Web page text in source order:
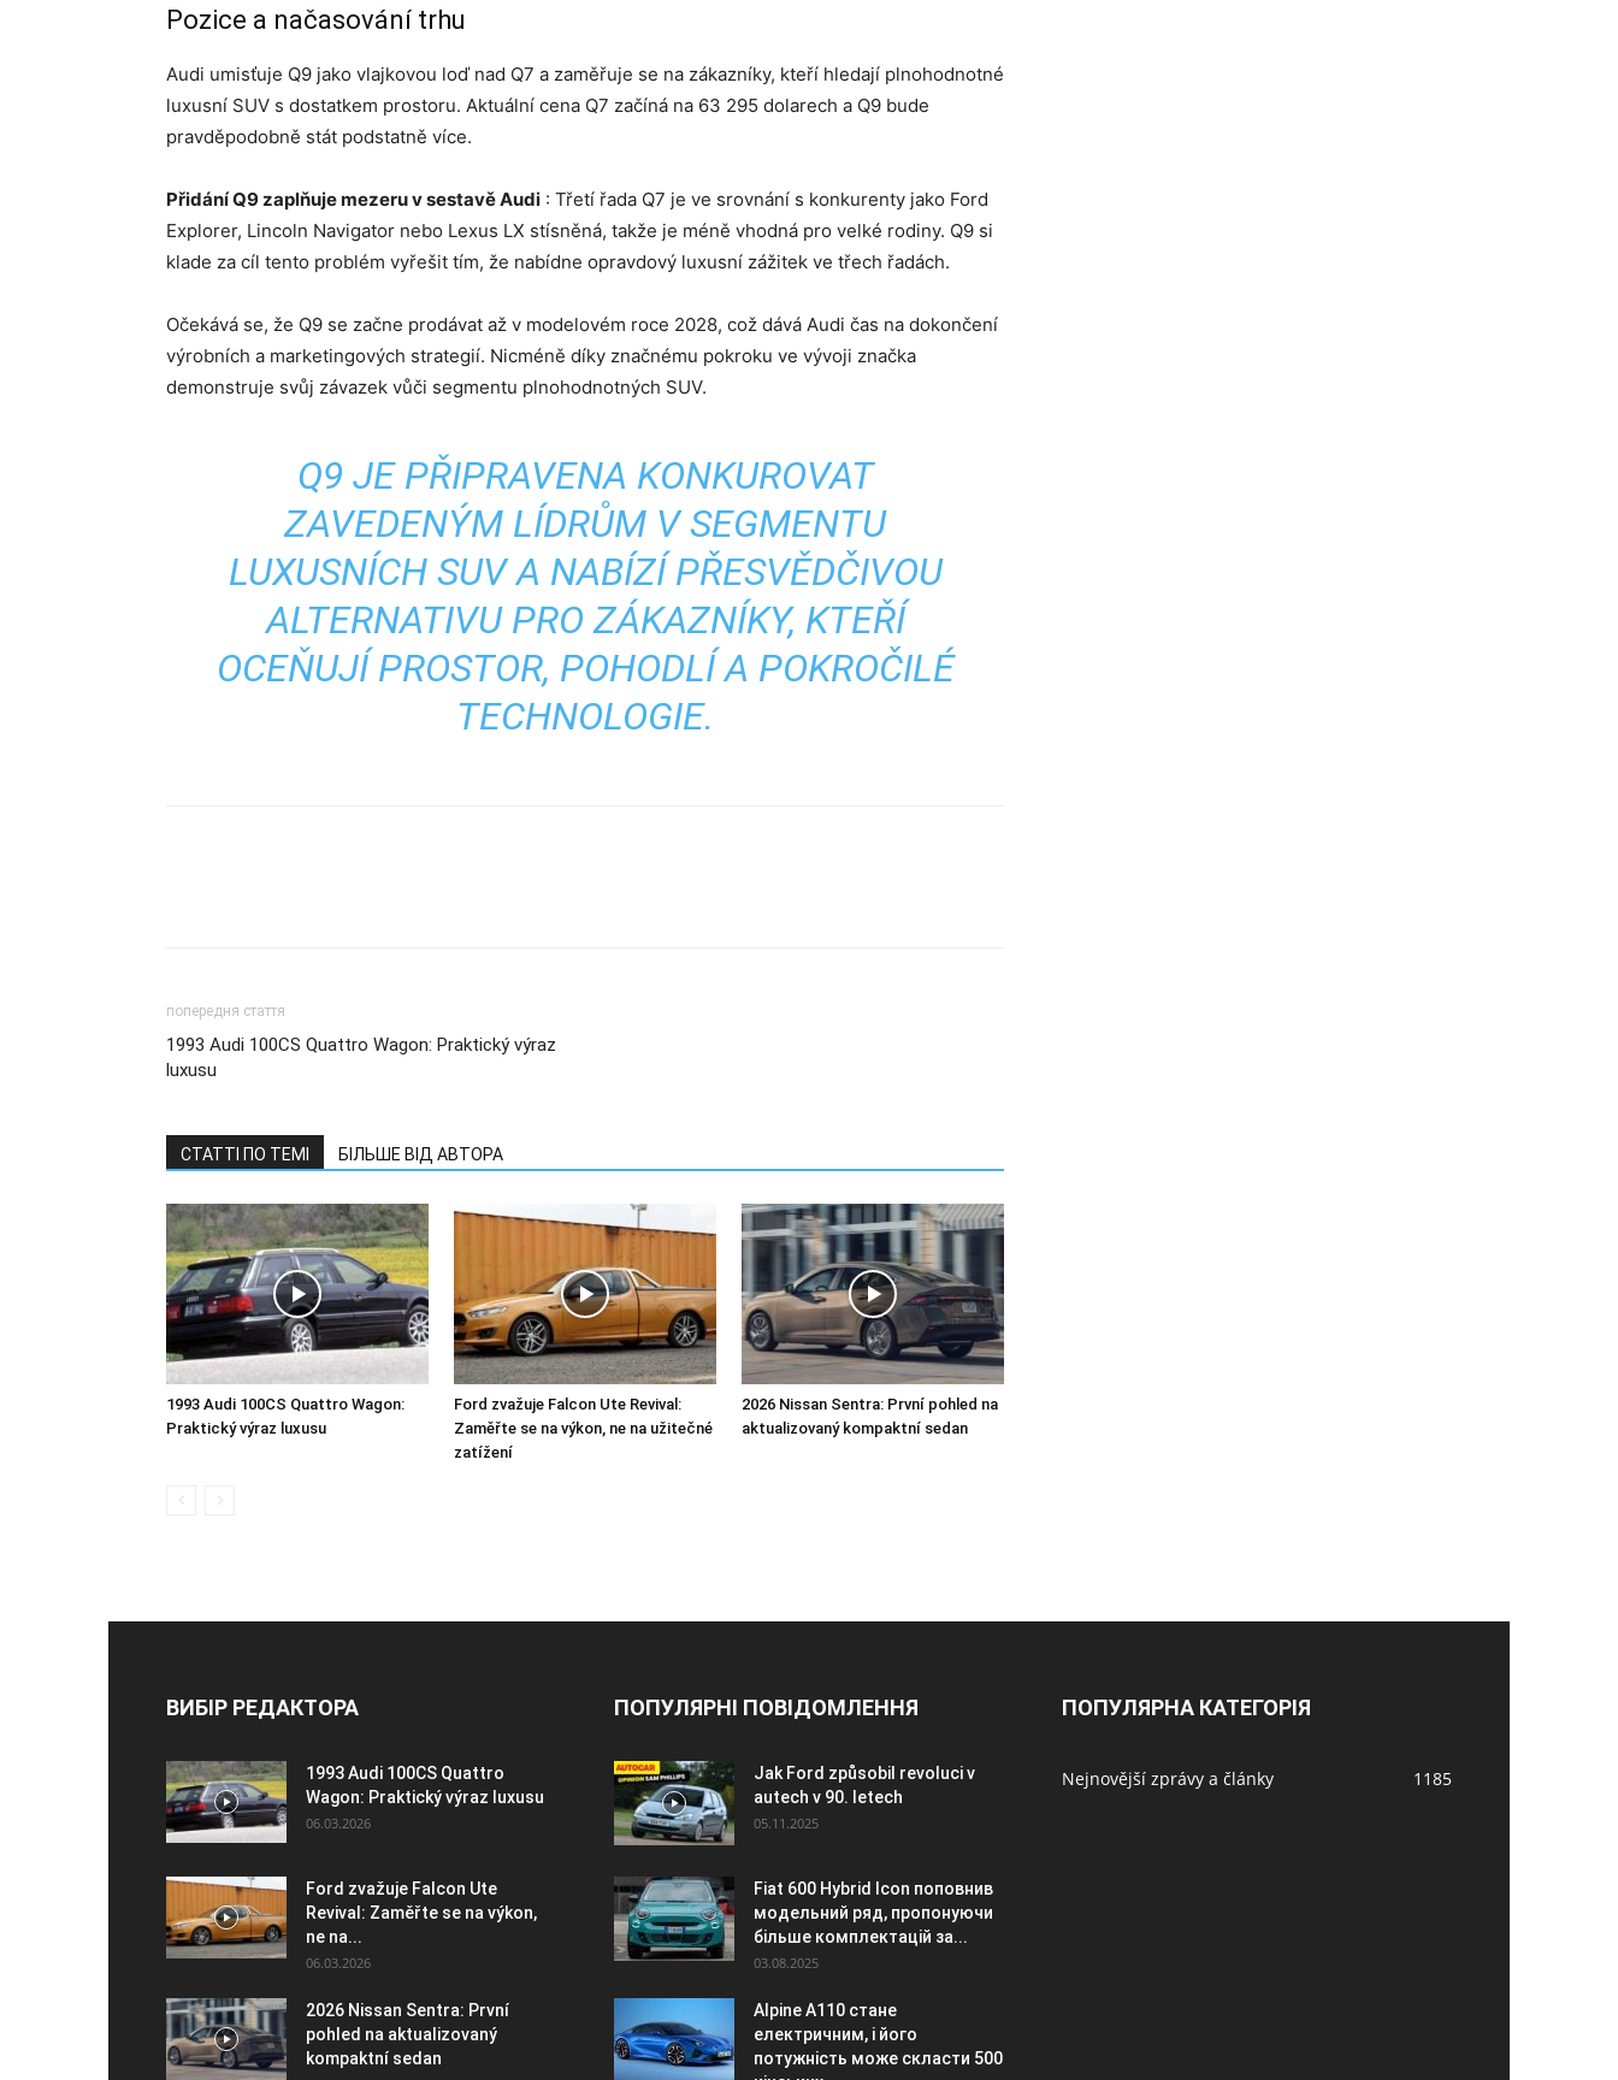
Pozice a načasování trhu
Audi umisťuje Q9 jako vlajkovou loď nad Q7 a zaměřuje se na zákazníky, kteří hledají plnohodnotné
luxusní SUV s dostatkem prostoru. Aktuální cena Q7 začíná na 63 295 dolarech a Q9 bude
pravděpodobně stát podstatně více.
Přidání Q9 zaplňuje mezeru v sestavě Audi : Třetí řada Q7 je ve srovnání s konkurenty jako Ford
Explorer, Lincoln Navigator nebo Lexus LX stísněná, takže je méně vhodná pro velké rodiny. Q9 si
klade za cíl tento problém vyřešit tím, že nabídne opravdový luxusní zážitek ve třech řadách.
Očekává se, že Q9 se začne prodávat až v modelovém roce 2028, což dává Audi čas na dokončení
výrobních a marketingových strategií. Nicméně díky značnému pokroku ve vývoji značka
demonstruje svůj závazek vůči segmentu plnohodnotných SUV.
Q9 JE PŘIPRAVENA KONKUROVAT
ZAVEDENÝM LÍDRŮM V SEGMENTU
LUXUSNÍCH SUV A NABÍZÍ PŘESVĚDČIVOU
ALTERNATIVU PRO ZÁKAZNÍKY, KTEŘÍ
OCEŇUJÍ PROSTOR, POHODLÍ A POKROČILÉ
TECHNOLOGIE.
попередня стаття
1993 Audi 100CS Quattro Wagon: Praktický výraz
luxusu
СТАТТІ ПО ТЕМІ БІЛЬШЕ ВІД АВТОРА
1993 Audi 100CS Quattro Wagon:
Praktický výraz luxusu
Ford zvažuje Falcon Ute Revival:
Zaměřte se na výkon, ne na užitečné
zatížení
2026 Nissan Sentra: První pohled na
aktualizovaný kompaktní sedan
ВИБІР РЕДАКТОРА
1993 Audi 100CS Quattro
Wagon: Praktický výraz luxusu
06.03.2026
Ford zvažuje Falcon Ute
Revival: Zaměřte se na výkon,
ne na...
06.03.2026
2026 Nissan Sentra: První
pohled na aktualizovaný
kompaktní sedan
ПОПУЛЯРНІ ПОВІДОМЛЕННЯ
Jak Ford způsobil revoluci v
autech v 90. letech
05.11.2025
Fiat 600 Hybrid Icon поповнив
модельний ряд, пропонуючи
більше комплектацій за...
03.08.2025
Alpine A110 стане
електричним, і його
потужність може скласти 500
ПОПУЛЯРНА КАТЕГОРІЯ
Nejnovější zprávy a články 1185